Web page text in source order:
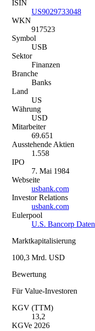
ISIN
US9029733048
WKN
917523
Symbol
USB
Sektor
Finanzen
Branche
Banks
Land
US
Währung
USD
Mitarbeiter
69.651
Ausstehende Aktien
1.558
IPO
7. Mai 1984
Webseite
usbank.com
Investor Relations
usbank.com
Eulerpool
U.S. Bancorp Daten
Marktkapitalisierung
100,3 Mrd. USD
Bewertung
Für Value-Investoren
KGV (TTM)
13,2
KGVe 2026